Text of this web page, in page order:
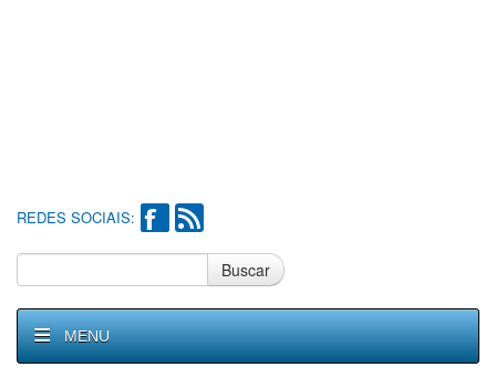
REDES SOCIAIS:
Buscar
MENU